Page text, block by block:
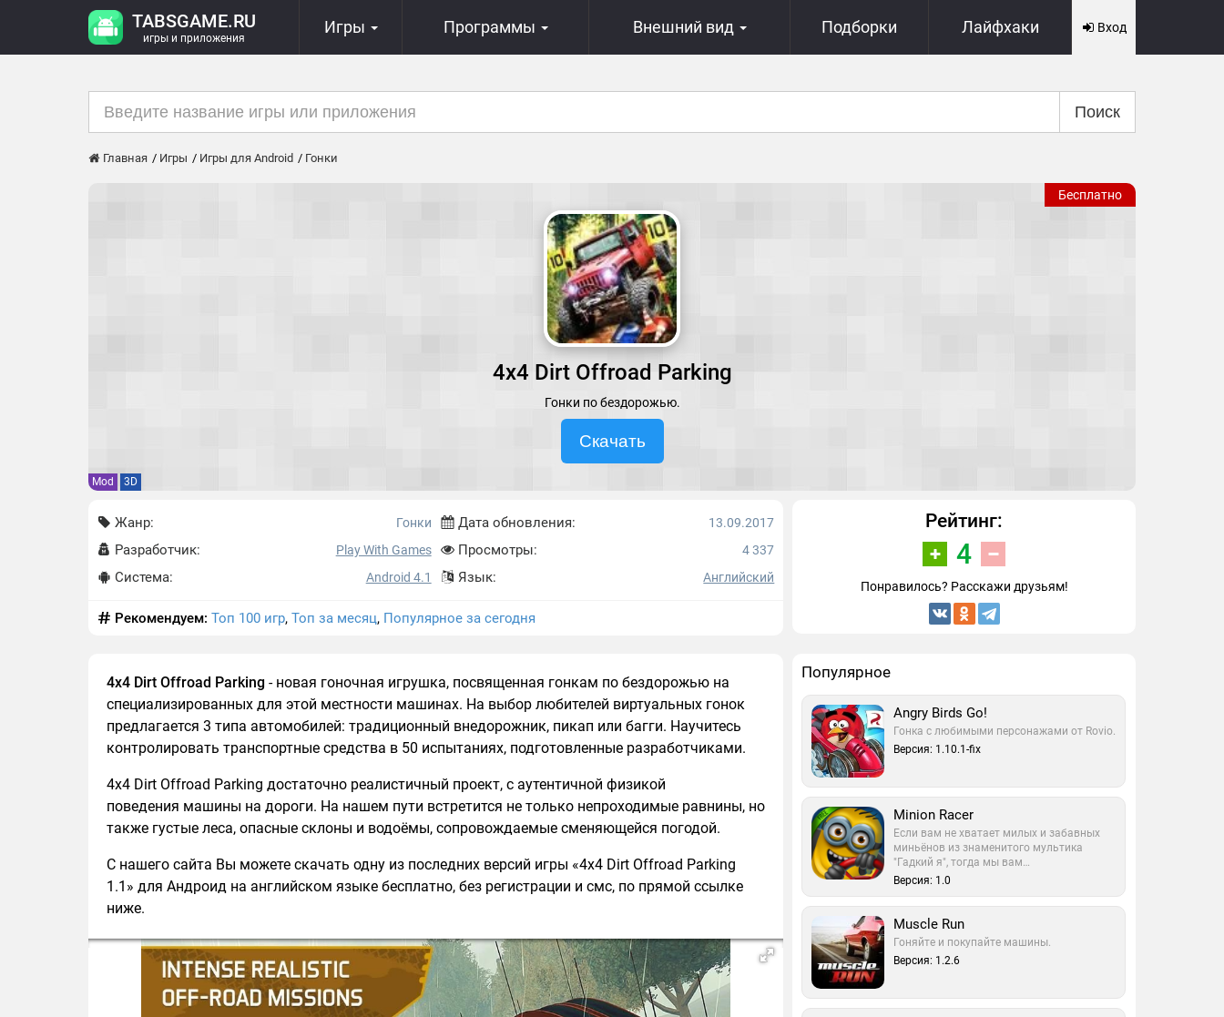
TABSGAME.RU
игры и приложения
Игры Программы Внешний вид Подборки Лайфхаки Вход
Поиск
Главная Игры Игры для Android Гонки
Бесплатно
4x4 Dirt Offroad Parking
Гонки по бездорожью.
Скачать
Mod 3D
Жанр: Гонки
Разработчик: Play With Games
Система: Android 4.1
Дата обновления: 13.09.2017
Просмотры: 4 337
Язык: Английский
Рекомендуем: Топ 100 игр, Топ за месяц, Популярное за сегодня
Рейтинг:
4
Понравилось? Расскажи друзьям!
4x4 Dirt Offroad Parking - новая гоночная игрушка, посвященная гонкам по бездорожью на
специализированных для этой местности машинах. На выбор любителей виртуальных гонок
предлагается 3 типа автомобилей: традиционный внедорожник, пикап или багги. Научитесь
контролировать транспортные средства в 50 испытаниях, подготовленные разработчиками.
4x4 Dirt Offroad Parking достаточно реалистичный проект, с аутентичной физикой
поведения машины на дороги. На нашем пути встретится не только непроходимые равнины, но
также густые леса, опасные склоны и водоёмы, сопровождаемые сменяющейся погодой.
С нашего сайта Вы можете скачать одну из последних версий игры «4x4 Dirt Offroad Parking
1.1» для Андроид на английском языке бесплатно, без регистрации и смс, по прямой ссылке
ниже.
Популярное
Angry Birds Go!
Гонка с любимыми персонажами от Rovio.
Версия: 1.10.1-fix
Minion Racer
Если вам не хватает милых и забавных
миньёнов из знаменитого мультика
"Гадкий я", тогда мы вам…
Версия: 1.0
Muscle Run
Гоняйте и покупайте машины.
Версия: 1.2.6